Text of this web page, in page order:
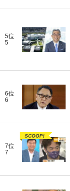
5位
5
6位
6
7位
7
SCOOP!